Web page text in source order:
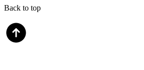
Back to top